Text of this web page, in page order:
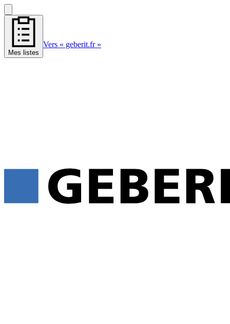
Mes listes
Vers « geberit.fr »